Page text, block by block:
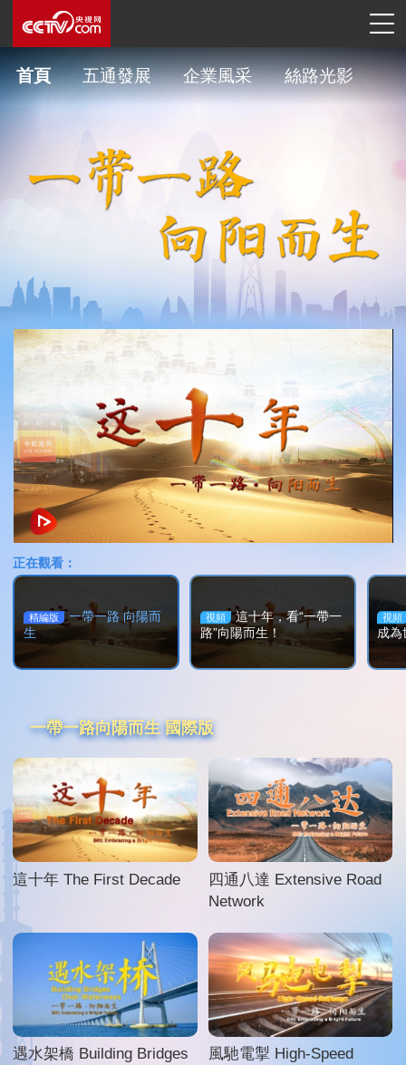
首頁 五通發展 企業風采 絲路光影
正在觀看：
精編版
一帶一路 向陽而
生
視頻
這十年，看“一帶一
路”向陽而生！
視頻
成為
一帶一路向陽而生 國際版
這十年 The First Decade
四通八達 Extensive Road
Network
遇水架橋 Building Bridges
風馳電掣 High-Speed